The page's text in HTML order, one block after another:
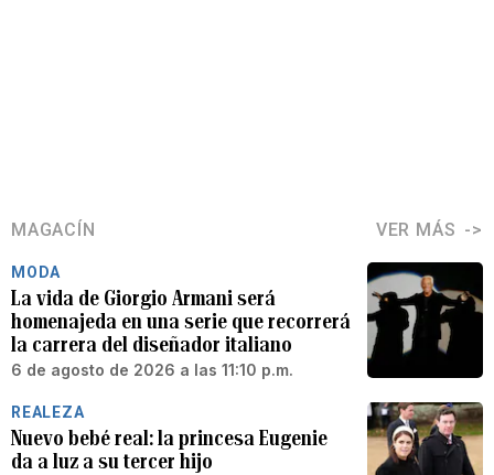
MAGACÍN VER MÁS
MODA
La vida de Giorgio Armani será
homenajeda en una serie que recorrerá
la carrera del diseñador italiano
6 de agosto de 2026 a las 11:10 p.m.
REALEZA
Nuevo bebé real: la princesa Eugenie
da a luz a su tercer hijo